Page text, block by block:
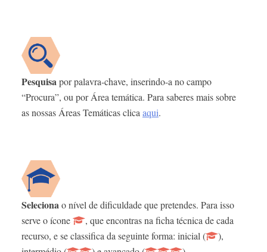
Pesquisapor palavra-chave, inserindo-a no campo
“Procura”, ou por Área temática. Para saberes mais sobre
as nossas Áreas Temáticas clica aqui.
Selecionao nível de dificuldade que pretendes. Para isso
serve o ícone
, que encontras na ficha técnica de cada
recurso, e se classifica da seguinte forma: inicial (
),